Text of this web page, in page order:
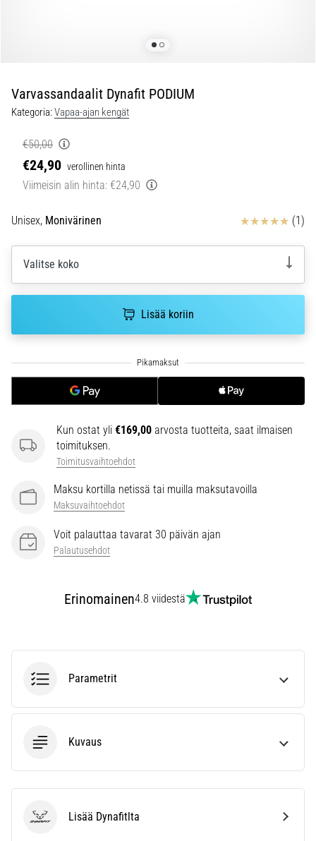
oireyhtymä
on
yleinen
vaiva
juoksijoiden
…
8 min. luetaan
on
enemmän
pehmustusta
juoksukenkämallit,
parempi
vaimennus?
pehmustettuihin
kenkiin
kaikki
Varvassandaalit Dynafit PODIUM
Kategoria:Vapaa-ajan kengät
€50,00
€24,90 verollinen hinta
Viimeisin alin hinta: €24,90
Unisex, Monivärinen Arvostelut (1)
Valitse koko
Lisää koriin
Kun ostat yli €169,00 arvosta tuotteita, saat ilmaisen
toimituksen.
Toimitusvaihtoehdot
Maksu kortilla netissä tai muilla maksutavoilla
Maksuvaihtoehdot
Voit palauttaa tavarat 30 päivän ajan
Palautusehdot
Erinomainen4.8 viidestä
Parametrit
Kuvaus
DynafitLisää Dynafitlta